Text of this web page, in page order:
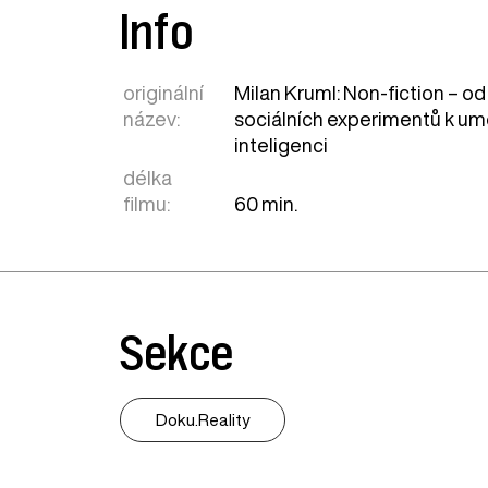
Info
originální
název:
Milan Kruml: Non-fiction – od
sociálních experimentů k
inteligenci
délka
filmu:
60 min.
Sekce
Doku.Reality